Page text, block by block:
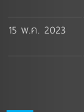
15 พ.ค. 2023